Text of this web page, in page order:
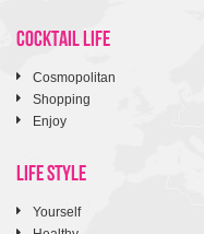
COCKTAIL LIFE
Cosmopolitan
Shopping
Enjoy
LIFE STYLE
Yourself